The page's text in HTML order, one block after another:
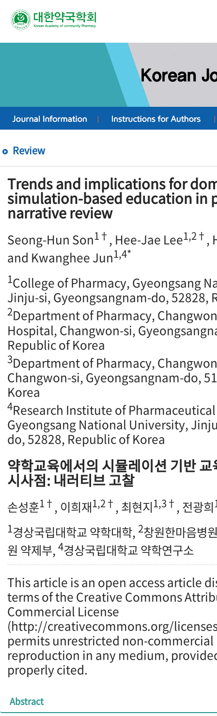
Review
Trends and implications for
simulation-based education in
narrative review
Seong-Hun Son1† , Hee-Jae Lee1,2† ,
and Kwanghee Jun1,4*
1College of Pharmacy, Gyeongsang
Jinju-si, Gyeongsangnam-do, 52828,
2Department of Pharmacy,
Hospital, Changwon-si,
Republic of Korea
3Department of Pharmacy,
Changwon-si, Gyeongsangnam-do,
Korea
4Research Institute of
Gyeongsang National University,
do, 52828, Republic of Korea
약학교육에서의 시뮬레이션 기반
시사점: 내러티브 고찰
손성훈1† , 이희재1,2† , 최현지1,3† , 전광희
1경상국립대학교 약학대학, 2창원한마음병
원 약제부,4경상국립대학교 약학연구소
This article is an open access article
terms of the Creative Commons
Commercial License
(http://creativecommons.org/
permits unrestricted non-
reproduction in any medium,
properly cited.
Abstract